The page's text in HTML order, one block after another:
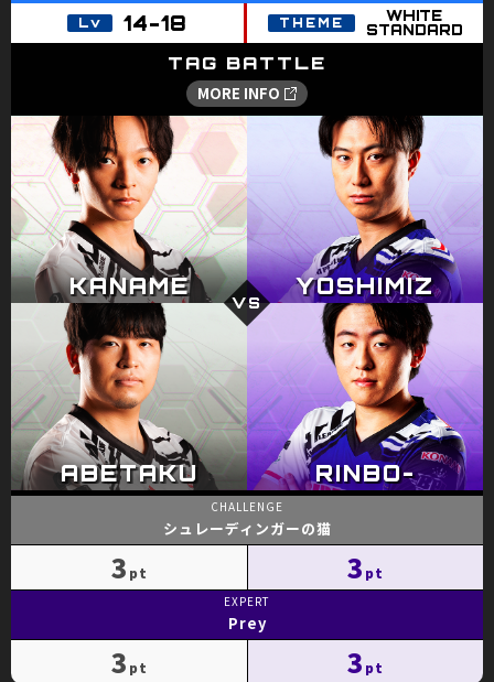
14-18
WHITE
STANDARD
シュレーディンガーの猫
3 3
Prey
3 3